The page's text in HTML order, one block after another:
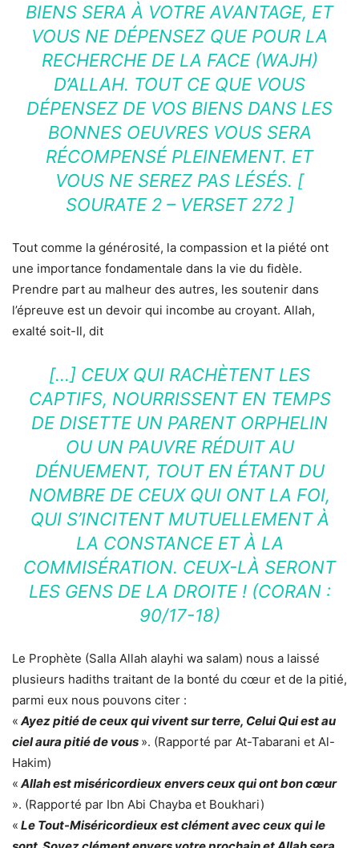
BIENS SERA À VOTRE AVANTAGE, ET
VOUS NE DÉPENSEZ QUE POUR LA
RECHERCHE DE LA FACE (WAJH)
D’ALLAH. TOUT CE QUE VOUS
DÉPENSEZ DE VOS BIENS DANS LES
BONNES OEUVRES VOUS SERA
RÉCOMPENSÉ PLEINEMENT. ET
VOUS NE SEREZ PAS LÉSÉS. [
SOURATE 2 – VERSET 272 ]
Tout comme la générosité, la compassion et la piété ont
une importance fondamentale dans la vie du fidèle.
Prendre part au malheur des autres, les soutenir dans
l’épreuve est un devoir qui incombe au croyant. Allah,
exalté soit-Il, dit
[…] CEUX QUI RACHÈTENT LES
CAPTIFS, NOURRISSENT EN TEMPS
DE DISETTE UN PARENT ORPHELIN
OU UN PAUVRE RÉDUIT AU
DÉNUEMENT, TOUT EN ÉTANT DU
NOMBRE DE CEUX QUI ONT LA FOI,
QUI S’INCITENT MUTUELLEMENT À
LA CONSTANCE ET À LA
COMMISÉRATION. CEUX-LÀ SERONT
LES GENS DE LA DROITE ! (CORAN :
90/17-18)
Le Prophète (Salla Allah alayhi wa salam) nous a laissé
plusieurs hadiths traitant de la bonté du cœur et de la pitié,
parmi eux nous pouvons citer :
« Ayez pitié de ceux qui vivent sur terre, Celui Qui est au
ciel aura pitié de vous ». (Rapporté par At-Tabarani et Al-
Hakim)
« Allah est miséricordieux envers ceux qui ont bon cœur
». (Rapporté par Ibn Abi Chayba et Boukhari)
« Le Tout-Miséricordieux est clément avec ceux qui le